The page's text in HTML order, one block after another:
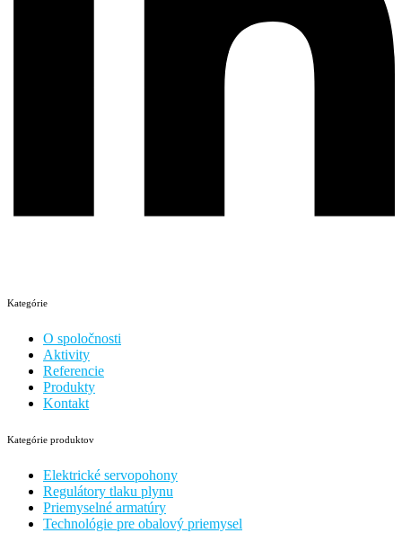
Kategórie
O spoločnosti
Aktivity
Referencie
Produkty
Kontakt
Kategórie produktov
Elektrické servopohony
Regulátory tlaku plynu
Priemyselné armatúry
Technológie pre obalový priemysel